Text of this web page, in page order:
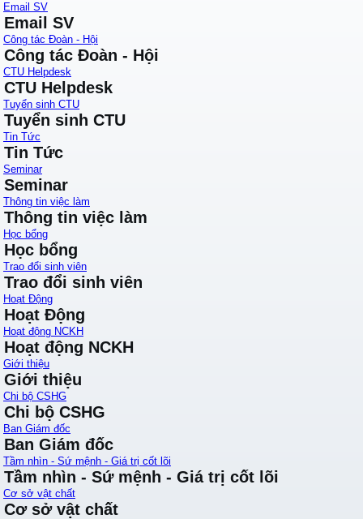
Email SV
Email SV
Công tác Đoàn - Hội
Công tác Đoàn - Hội
CTU Helpdesk
CTU Helpdesk
Tuyển sinh CTU
Tuyển sinh CTU
Tin Tức
Tin Tức
Seminar
Seminar
Thông tin việc làm
Thông tin việc làm
Học bổng
Học bổng
Trao đổi sinh viên
Trao đổi sinh viên
Hoạt Động
Hoạt Động
Hoạt động NCKH
Hoạt động NCKH
Giới thiệu
Giới thiệu
Chi bộ CSHG
Chi bộ CSHG
Ban Giám đốc
Ban Giám đốc
Tầm nhìn - Sứ mệnh - Giá trị cốt lõi
Tầm nhìn - Sứ mệnh - Giá trị cốt lõi
Cơ sở vật chất
Cơ sở vật chất